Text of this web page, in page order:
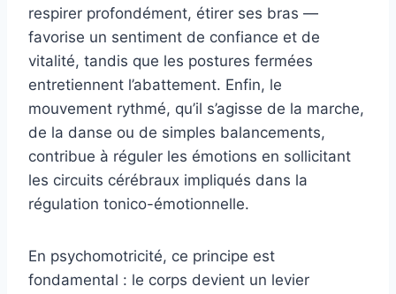
respirer profondément, étirer ses bras —
favorise un sentiment de confiance et de
vitalité, tandis que les postures fermées
entretiennent l’abattement. Enfin, le
mouvement rythmé, qu’il s’agisse de la marche,
de la danse ou de simples balancements,
contribue à réguler les émotions en sollicitant
les circuits cérébraux impliqués dans la
régulation tonico-émotionnelle.
En psychomotricité, ce principe est
fondamental : le corps devient un levier